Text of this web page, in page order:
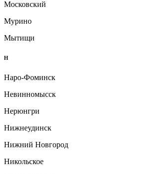
Московский
Мурино
Мытищи
Н
Наро-Фоминск
Невинномысск
Нерюнгри
Нижнеудинск
Нижний Новгород
Никольское